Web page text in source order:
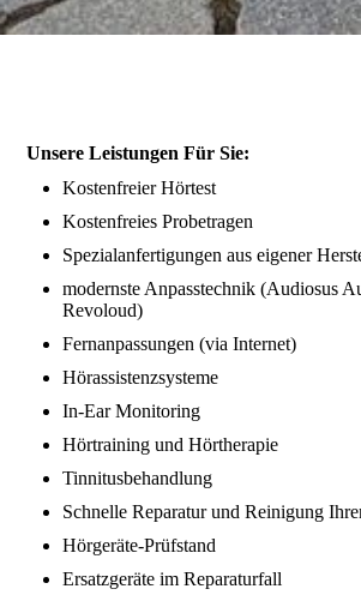
Unsere Leistungen Für Sie:
Kostenfreier Hörtest
Kostenfreies Probetragen
Spezialanfertigungen aus eigener
modernste Anpasstechnik (Audiosus
Revoloud)
Fernanpassungen (via Internet)
Hörassistenzsysteme
In-Ear Monitoring
Hörtraining und Hörtherapie
Tinnitusbehandlung
Schnelle Reparatur und Reinigung
Hörgeräte-Prüfstand
Ersatzgeräte im Reparaturfall